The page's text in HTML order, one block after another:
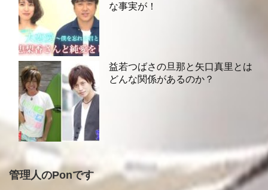
な事実が！
益若つばさの旦那と矢口真里とは
どんな関係があるのか？
管理人のPonです